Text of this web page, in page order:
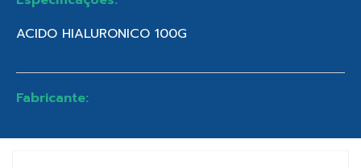
ACIDO HIALURONICO 100G
Fabricante: